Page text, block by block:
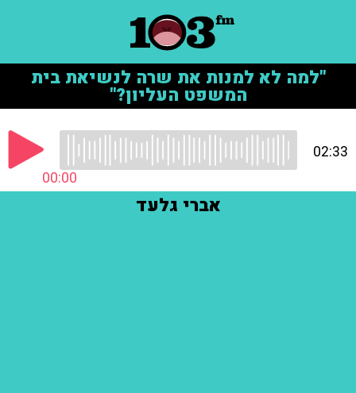
"למה לא למנות את שרה לנשיאת בית
המשפט העליון?"
00:00
02:33
אברי גלעד